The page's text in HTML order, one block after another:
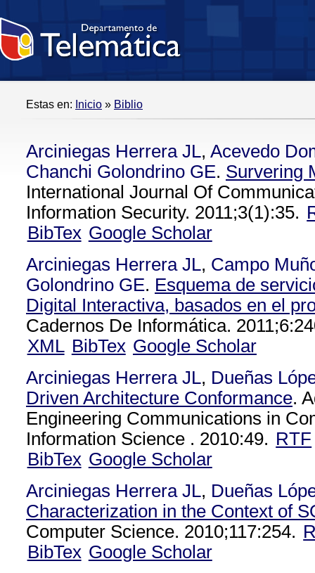
Estas en: Inicio » Biblio
Arciniegas Herrera JL, Acevedo
Chanchi Golondrino GE. Survering
International Journal Of
Information Security. 2011;3(1):35.
BibTex Google Scholar
Arciniegas Herrera JL, Campo
Golondrino GE. Esquema de
Digital Interactiva, basados en el
Cadernos De Informática.
XML BibTex Google Scholar
Arciniegas Herrera JL, Dueñas
Driven Architecture Conformance.
Engineering Communications in
Information Science . 2010:49. RTF
BibTex Google Scholar
Arciniegas Herrera JL, Dueñas
Characterization in the Context of
Computer Science. 2010;117:254.
BibTex Google Scholar